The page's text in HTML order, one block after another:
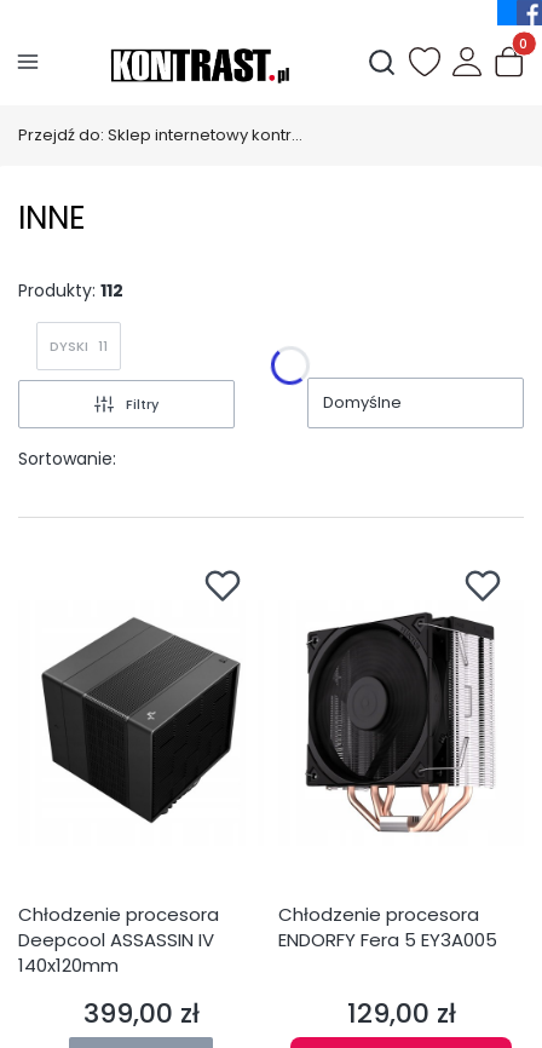
Otwórz
Przejdź do: Sklep internetowy kontrast_pl
INNE
Produkty: 112
DYSKI 11
Filtry
Sortowanie:
Domyślne
Chłodzenie procesora
Deepcool ASSASSIN IV
140x120mm
Cena
399,00 zł
Chłodzenie procesora
ENDORFY Fera 5 EY3A005
Cena
129,00 zł